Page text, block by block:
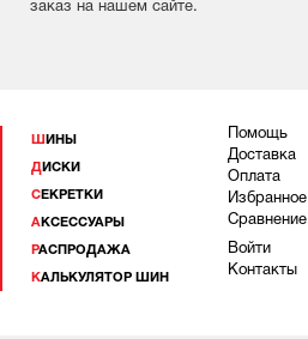
заказ на нашем сайте.
ШИНЫ
ДИСКИ
СЕКРЕТКИ
АКСЕССУАРЫ
РАСПРОДАЖА
КАЛЬКУЛЯТОР ШИН
Помощь
Доставка
Оплата
Избранное
Сравнение
Войти
Контакты